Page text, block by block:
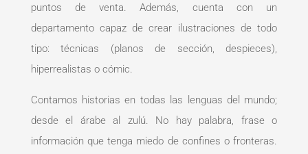
puntos de venta. Además, cuenta con un
departamento capaz de crear ilustraciones de todo
tipo: técnicas (planos de sección, despieces),
hiperrealistas o cómic.
Contamos historias en todas las lenguas del mundo;
desde el árabe al zulú. No hay palabra, frase o
información que tenga miedo de confines o fronteras.